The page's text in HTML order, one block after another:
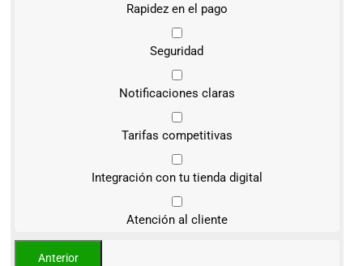
Rapidez en el pago
Seguridad
Notificaciones claras
Tarifas competitivas
Integración con tu tienda digital
Atención al cliente